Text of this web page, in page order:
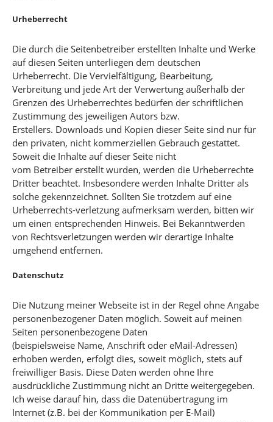
Urheberrecht
Die durch die Seitenbetreiber erstellten Inhalte und Werke
auf diesen Seiten unterliegen dem deutschen
Urheberrecht. Die Vervielfältigung, Bearbeitung,
Verbreitung und jede Art der Verwertung außerhalb der
Grenzen des Urheberrechtes bedürfen der schriftlichen
Zustimmung des jeweiligen Autors bzw.
Erstellers. Downloads und Kopien dieser Seite sind nur für
den privaten, nicht kommerziellen Gebrauch gestattet.
Soweit die Inhalte auf dieser Seite nicht
vom Betreiber erstellt wurden, werden die Urheberrechte
Dritter beachtet. Insbesondere werden Inhalte Dritter als
solche gekennzeichnet. Sollten Sie trotzdem auf eine
Urheberrechts-verletzung aufmerksam werden, bitten wir
um einen entsprechenden Hinweis. Bei Bekanntwerden
von Rechtsverletzungen werden wir derartige Inhalte
umgehend entfernen.
Datenschutz
Die Nutzung meiner Webseite ist in der Regel ohne Angabe
personenbezogener Daten möglich. Soweit auf meinen
Seiten personenbezogene Daten
(beispielsweise Name, Anschrift oder eMail-Adressen)
erhoben werden, erfolgt dies, soweit möglich, stets auf
freiwilliger Basis. Diese Daten werden ohne Ihre
ausdrückliche Zustimmung nicht an Dritte weitergegeben.
Ich weise darauf hin, dass die Datenübertragung im
Internet (z.B. bei der Kommunikation per E-Mail)